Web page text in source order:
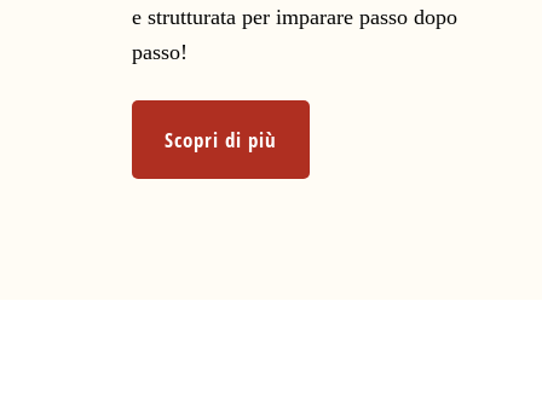
e strutturata per imparare passo dopo
passo!
Scopri di più